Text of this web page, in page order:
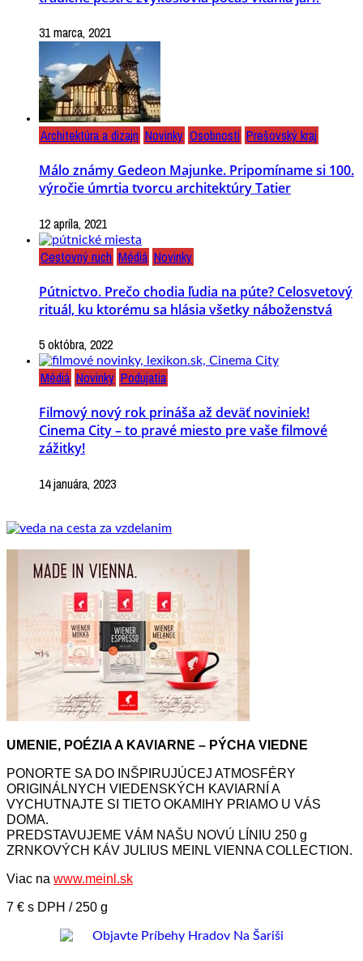
31 marca, 2021
Architektúra a dizajn Novinky Osobnosti Prešovský kraj
Málo známy Gedeon Majunke. Pripomíname si 100.
výročie úmrtia tvorcu architektúry Tatier
12 apríla, 2021
Cestovný ruch Médiá Novinky
Pútnictvo. Prečo chodia ľudia na púte? Celosvetový
rituál, ku ktorému sa hlásia všetky náboženstvá
5 októbra, 2022
Médiá Novinky Podujatia
Filmový nový rok prináša až deväť noviniek!
Cinema City – to pravé miesto pre vaše filmové
zážitky!
14 januára, 2023
UMENIE, POÉZIA A KAVIARNE – PÝCHA VIEDNE
PONORTE SA DO INŠPIRUJÚCEJ ATMOSFÉRY
ORIGINÁLNYCH VIEDENSKÝCH KAVIARNÍ A
VYCHUTNAJTE SI TIETO OKAMIHY PRIAMO U VÁS
DOMA.
PREDSTAVUJEME VÁM NAŠU NOVÚ LÍNIU 250 g
ZRNKOVÝCH KÁV JULIUS MEINL VIENNA COLLECTION.
Viac na www.meinl.sk
7 € s DPH / 250 g